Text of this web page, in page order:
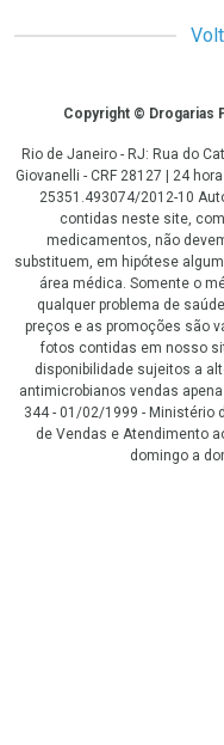
CopyrightCopyright © Drogarias
Rio de Janeiro - RJ: Rua do
Giovanelli - CRF 28127 | 24
25351.493074/2012-10
contidas neste site,
medicamentos, não
substituem, em hipótese
área médica. Somente o
qualquer problema de
preços e as promoções são
fotos contidas em nosso
disponibilidade sujeitos a
antimicrobianos vendas
344 - 01/02/1999 - Ministério
de Vendas e Atendimento
domingo a